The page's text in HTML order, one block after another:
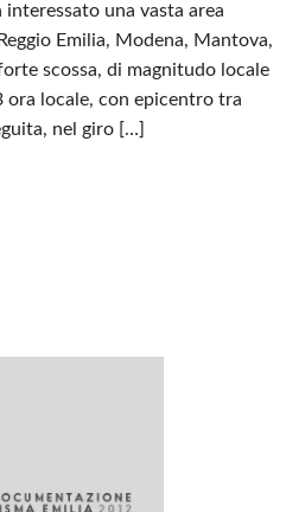
interessato una vasta area
Emilia, Modena, Mantova,
scossa, di magnitudo locale
ora locale, con epicentro tra
nel giro […]